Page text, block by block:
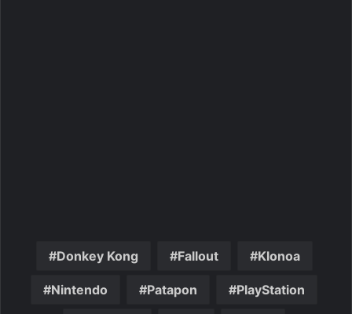
Donkey Kong Fallout Klonoa
Nintendo Patapon PlayStation